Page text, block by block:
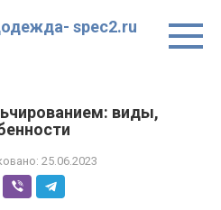
spec2.ru
виды,
25.06.2023